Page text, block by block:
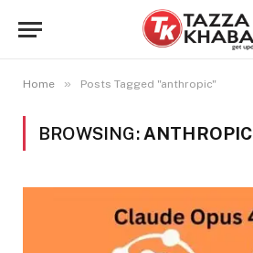
Home » Posts Tagged "anthropic"
BROWSING: ANTHROPIC